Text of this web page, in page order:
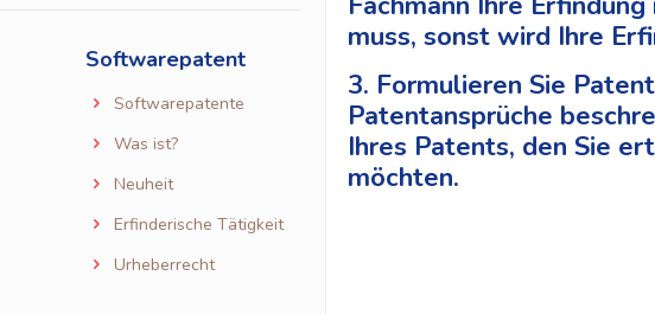
muss, sonst wird Ihre
3. Formulieren Sie
Patentansprüche
Ihres Patents, den Sie
möchten.
Softwarepatent
Softwarepatente
Was ist?
Neuheit
Erfinderische Tätigkeit
Urheberrecht